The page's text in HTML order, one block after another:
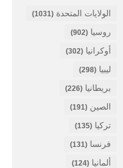
الولايات المتحدة (1031)
روسيا (902)
أوكرانيا (302)
ليبيا (298)
بريطانيا (226)
الصين (191)
تركيا (135)
فرنسا (131)
ألمانيا (124)